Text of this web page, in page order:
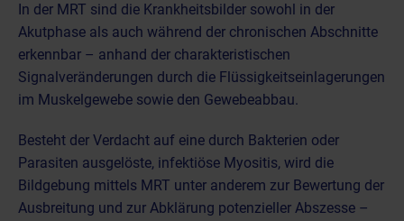
In der MRT sind die Krankheitsbilder sowohl in der
Akutphase als auch während der chronischen Abschnitte
erkennbar – anhand der charakteristischen
Signalveränderungen durch die Flüssigkeitseinlagerungen
im Muskelgewebe sowie den Gewebeabbau.
Besteht der Verdacht auf eine durch Bakterien oder
Parasiten ausgelöste, infektiöse Myositis, wird die
Bildgebung mittels MRT unter anderem zur Bewertung der
Ausbreitung und zur Abklärung potenzieller Abszesse –